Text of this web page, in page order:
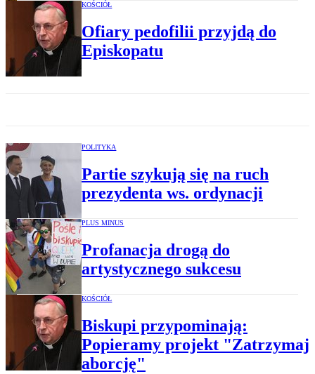
KOŚCIÓŁ
Ofiary pedofilii przyjdą do
Episkopatu
POLITYKA
Partie szykują się na ruch
prezydenta ws. ordynacji
PLUS MINUS
Profanacja drogą do
artystycznego sukcesu
KOŚCIÓŁ
Biskupi przypominają:
Popieramy projekt "Zatrzymaj
aborcję"